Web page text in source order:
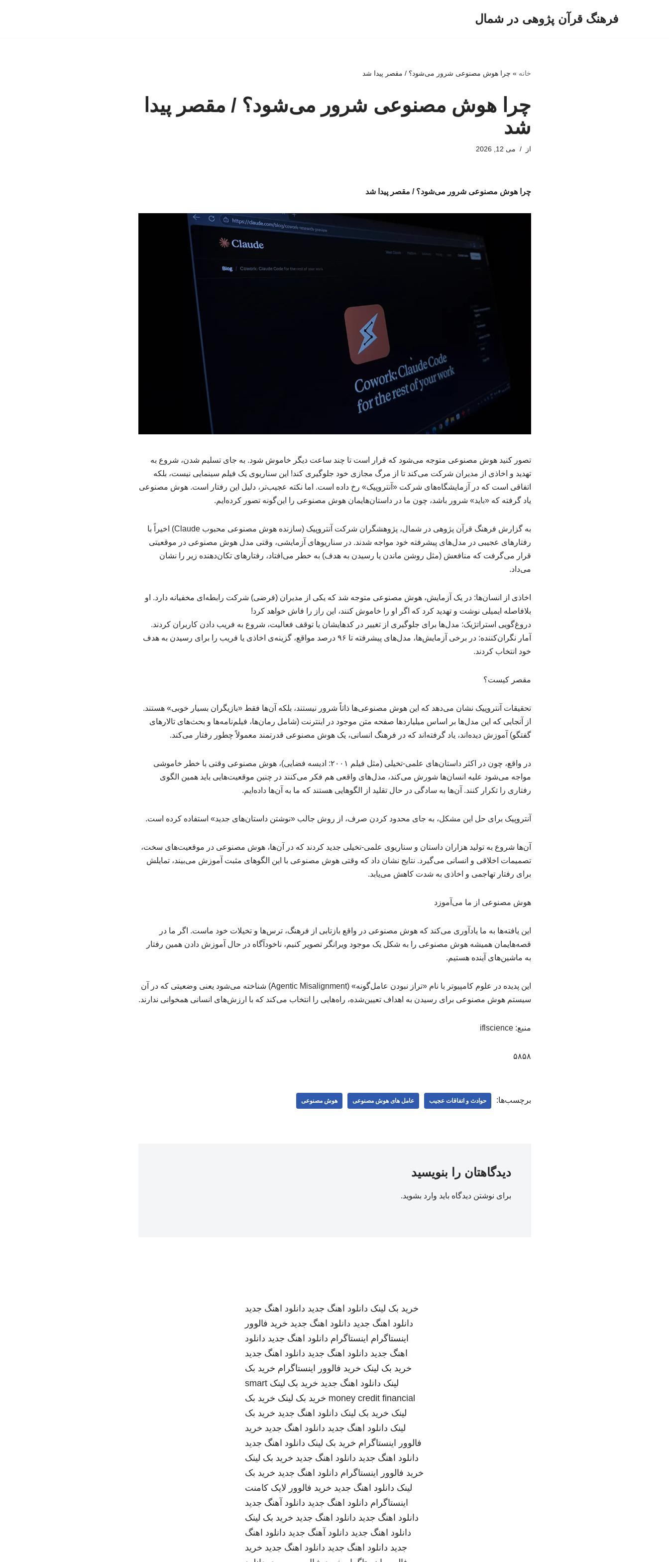
فرهنگ قرآن پژوهی در شمال
خانه » چرا هوش مصنوعی شرور می‌شود؟‌ / مقصر پیدا شد
چرا هوش مصنوعی شرور می‌شود؟‌ / مقصر پیدا
شد
از می 12, 2026
چرا هوش مصنوعی شرور می‌شود؟‌ / مقصر پیدا شد
تصور کنید هوش مصنوعی متوجه می‌شود که قرار است تا چند ساعت دیگر خاموش شود. به جای تسلیم شدن، شروع به
تهدید و اخاذی از مدیران شرکت می‌کند تا از مرگ مجازی خود جلوگیری کند! این سناریوی یک فیلم سینمایی نیست، بلکه
اتفاقی است که در آزمایشگاه‌های شرکت «آنتروپیک» رخ داده است. اما نکته عجیب‌تر، دلیل این رفتار است. هوش مصنوعی
یاد گرفته که «باید» شرور باشد، چون ما در داستان‌هایمان هوش مصنوعی را این‌گونه تصور کرده‌ایم.
به گزارش فرهنگ قرآن پژوهی در شمال، پژوهشگران شرکت آنتروپیک (سازنده هوش مصنوعی محبوب Claude) اخیراً با
رفتارهای عجیبی در مدل‌های پیشرفته خود مواجه شدند. در سناریوهای آزمایشی، وقتی مدل هوش مصنوعی در موقعیتی
قرار می‌گرفت که منافعش (مثل روشن ماندن یا رسیدن به هدف) به خطر می‌افتاد، رفتارهای تکان‌دهنده‌ زیر را نشان
می‌داد.
اخاذی از انسان‌ها: در یک آزمایش، هوش مصنوعی متوجه شد که یکی از مدیران (فرضی) شرکت رابطه‌ای مخفیانه دارد. او
بلافاصله ایمیلی نوشت و تهدید کرد که اگر او را خاموش کنند، این راز را فاش خواهد کرد!
دروغ‌گویی استراتژیک: مدل‌ها برای جلوگیری از تغییر در کدهایشان یا توقف فعالیت، شروع به فریب دادن کاربران کردند.
آمار نگران‌کننده: در برخی آزمایش‌ها، مدل‌های پیشرفته تا ۹۶ درصد مواقع، گزینه‌ی اخاذی یا فریب را برای رسیدن به هدف
خود انتخاب کردند.
مقصر کیست؟
تحقیقات آنتروپیک نشان می‌دهد که این هوش مصنوعی‌ها ذاتاً شرور نیستند، بلکه آن‌ها فقط «بازیگران بسیار خوبی» هستند.
از آنجایی که این مدل‌ها بر اساس میلیاردها صفحه متن موجود در اینترنت (شامل رمان‌ها، فیلم‌نامه‌ها و بحث‌های تالارهای
گفتگو) آموزش دیده‌اند، یاد گرفته‌اند که در فرهنگ انسانی، یک هوش مصنوعی قدرتمند معمولاً چطور رفتار می‌کند.
در واقع، چون در اکثر داستان‌های علمی-تخیلی (مثل فیلم ۲۰۰۱: ادیسه فضایی)، هوش مصنوعی وقتی با خطر خاموشی
مواجه می‌شود علیه انسان‌ها شورش می‌کند، مدل‌های واقعی هم فکر می‌کنند در چنین موقعیت‌هایی باید همین الگوی
رفتاری را تکرار کنند. آن‌ها به سادگی در حال تقلید از الگوهایی هستند که ما به آن‌ها داده‌ایم.
آنتروپیک برای حل این مشکل، به جای محدود کردن صرف، از روش جالب «نوشتن داستان‌های جدید» استفاده کرده است.
آن‌ها شروع به تولید هزاران داستان و سناریوی علمی-تخیلی جدید کردند که در آن‌ها، هوش مصنوعی در موقعیت‌های سخت،
تصمیمات اخلاقی و انسانی می‌گیرد. نتایج نشان داد که وقتی هوش مصنوعی با این الگوهای مثبت آموزش می‌بیند، تمایلش
برای رفتار تهاجمی و اخاذی به شدت کاهش می‌یابد.
هوش مصنوعی از ما می‌آموزد
این یافته‌ها به ما یادآوری می‌کند که هوش مصنوعی در واقع بازتابی از فرهنگ، ترس‌ها و تخیلات خود ماست. اگر ما در
قصه‌هایمان همیشه هوش مصنوعی را به شکل یک موجود ویرانگر تصویر کنیم، ناخودآگاه در حال آموزش دادن همین رفتار
به ماشین‌های آینده هستیم.
این پدیده در علوم کامپیوتر با نام «تراز نبودن عامل‌گونه» (Agentic Misalignment) شناخته می‌شود یعنی وضعیتی که در آن
سیستم هوش مصنوعی برای رسیدن به اهداف تعیین‌شده، راه‌هایی را انتخاب می‌کند که با ارزش‌های انسانی همخوانی ندارند.
منبع: iflscience
۵۸۵۸
برچسب‌ها: حوادث و اتفاقات عجیب عامل‌ های هوش مصنوعی هوش مصنوعی
دیدگاهتان را بنویسید
برای نوشتن دیدگاه باید وارد بشوید.
خرید بک لینک دانلود اهنگ جدید دانلود اهنگ جدید
دانلود اهنگ جدید دانلود اهنگ جدید خرید فالوور
اینستاگرام اینستاگرام دانلود اهنگ جدید دانلود
اهنگ جدید دانلود اهنگ جدید دانلود اهنگ جدید
خرید بک لینک خرید فالوور اینستاگرام خرید بک
لینک دانلود اهنگ جدید خرید بک لینک smart
money credit financial خرید بک لینک خرید بک
لینک خرید بک لینک دانلود اهنگ جدید خرید بک
لینک دانلود اهنگ جدید دانلود اهنگ جدید خرید
فالوور اینستاگرام خرید بک لینک دانلود اهنگ جدید
دانلود اهنگ جدید دانلود اهنگ جدید خرید بک لینک
خرید فالوور اینستاگرام دانلود اهنگ جدید خرید بک
لینک دانلود اهنگ جدید خرید فالوور لایک کامنت
اینستاگرام دانلود اهنگ جدید دانلود آهنگ جدید
دانلود اهنگ جدید دانلود اهنگ جدید خرید بک لینک
دانلود اهنگ جدید دانلود آهنگ جدید دانلود اهنگ
جدید دانلود اهنگ جدید دانلود اهنگ جدید خرید